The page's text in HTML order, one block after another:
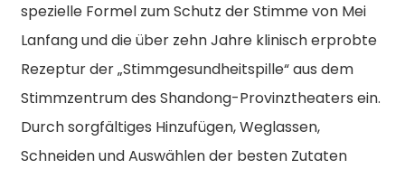
spezielle Formel zum Schutz der Stimme von Mei
Lanfang und die über zehn Jahre klinisch erprobte
Rezeptur der „Stimmgesundheitspille“ aus dem
Stimmzentrum des Shandong-Provinztheaters ein.
Durch sorgfältiges Hinzufügen, Weglassen,
Schneiden und Auswählen der besten Zutaten